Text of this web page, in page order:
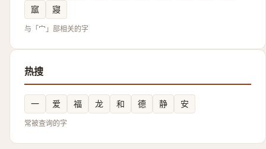
寙
寢
与「宀」部相关的字
热搜
一 爱 福 龙 和 德 静 安
常被查询的字